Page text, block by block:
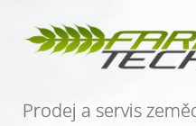
Prodej a servis